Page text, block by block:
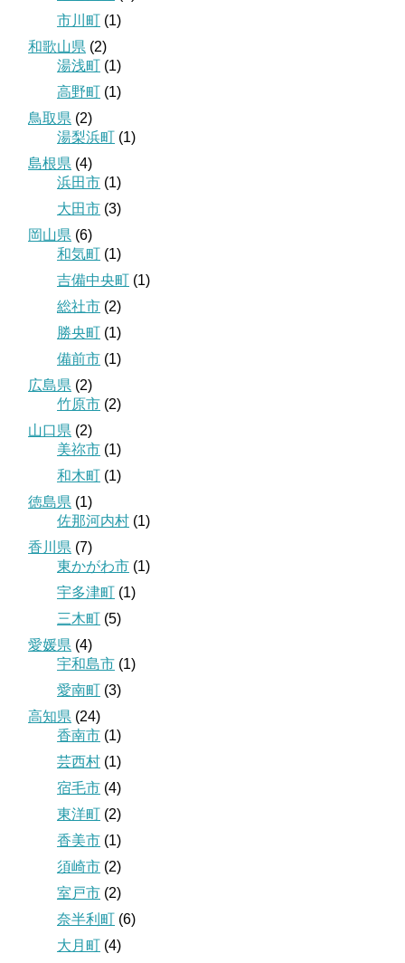
市川町 (1)
和歌山県 (2)
湯浅町 (1)
高野町 (1)
鳥取県 (2)
湯梨浜町 (1)
島根県 (4)
浜田市 (1)
大田市 (3)
岡山県 (6)
和気町 (1)
吉備中央町 (1)
総社市 (2)
勝央町 (1)
備前市 (1)
広島県 (2)
竹原市 (2)
山口県 (2)
美祢市 (1)
和木町 (1)
徳島県 (1)
佐那河内村 (1)
香川県 (7)
東かがわ市 (1)
宇多津町 (1)
三木町 (5)
愛媛県 (4)
宇和島市 (1)
愛南町 (3)
高知県 (24)
香南市 (1)
芸西村 (1)
宿毛市 (4)
東洋町 (2)
香美市 (1)
須崎市 (2)
室戸市 (2)
奈半利町 (6)
大月町 (4)